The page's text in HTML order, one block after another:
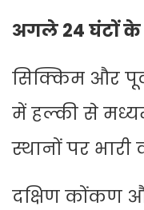
अगले 24 घंटों के
सिक्किम और
में हल्की से
स्थानों पर भारी
दक्षिण कोंकण